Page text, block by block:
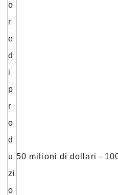
o
r
e
d
i
p
r
o
d
u
zi
o
50 milioni di dollari -